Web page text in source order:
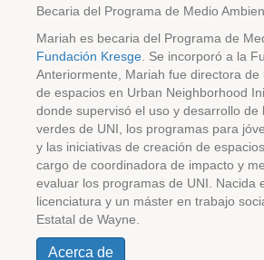
Becaria del Programa de Medio
Mariah es becaria del Programa de
Fundación Kresge . Se incorporó a la
Anteriormente, Mariah fue directora de
de espacios en Urban Neighborhood
donde supervisó el uso y desarrollo de
verdes de UNI, los programas para
y las iniciativas de creación de
cargo de coordinadora de impacto y
evaluar los programas de UNI. Nacida
licenciatura y un máster en trabajo
Estatal de Wayne.
Acerca de